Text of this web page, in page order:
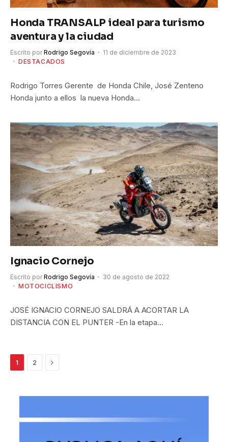
Honda TRANSALP ideal para turismo
aventura y la ciudad
Escrito por Rodrigo Segovia
11 de diciembre de 2023
DESTACADOS
Rodrigo Torres Gerente de Honda Chile, José Zenteno
Honda junto a ellos la nueva Honda…
Ignacio Cornejo
Escrito por Rodrigo Segovia
30 de agosto de 2022
MOTOCICLISMO
JOSÉ IGNACIO CORNEJO SALDRÁ A ACORTAR LA
DISTANCIA CON EL PUNTER -En la etapa…
1 2 Siguiente